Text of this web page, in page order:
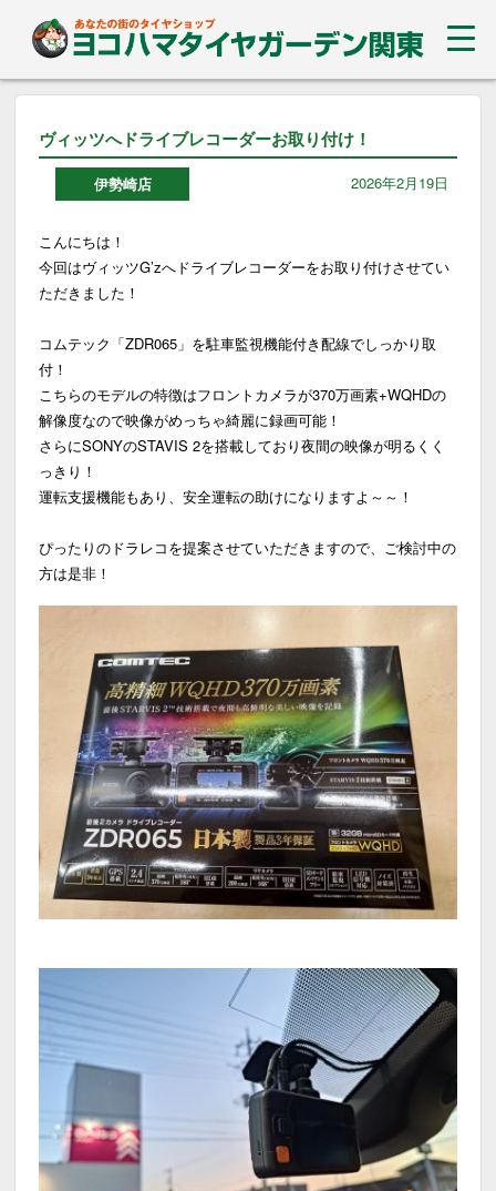
ヴィッツへドライブレコーダーお取り付け！
伊勢崎店 2026年2月19日
こんにちは！
今回はヴィッツG’zへドライブレコーダーをお取り付けさせてい
ただきました！
コムテック「ZDR065」を駐車監視機能付き配線でしっかり取
付！
こちらのモデルの特徴はフロントカメラが370万画素+WQHDの
解像度なので映像がめっちゃ綺麗に録画可能！
さらにSONYのSTAVIS 2を搭載しており夜間の映像が明るくく
っきり！
運転支援機能もあり、安全運転の助けになりますよ～～！
ぴったりのドラレコを提案させていただきますので、ご検討中の
方は是非！